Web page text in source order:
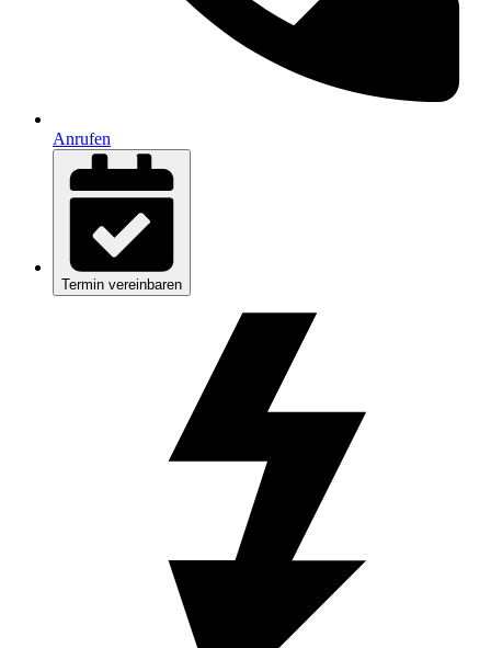
Anrufen
Termin vereinbaren